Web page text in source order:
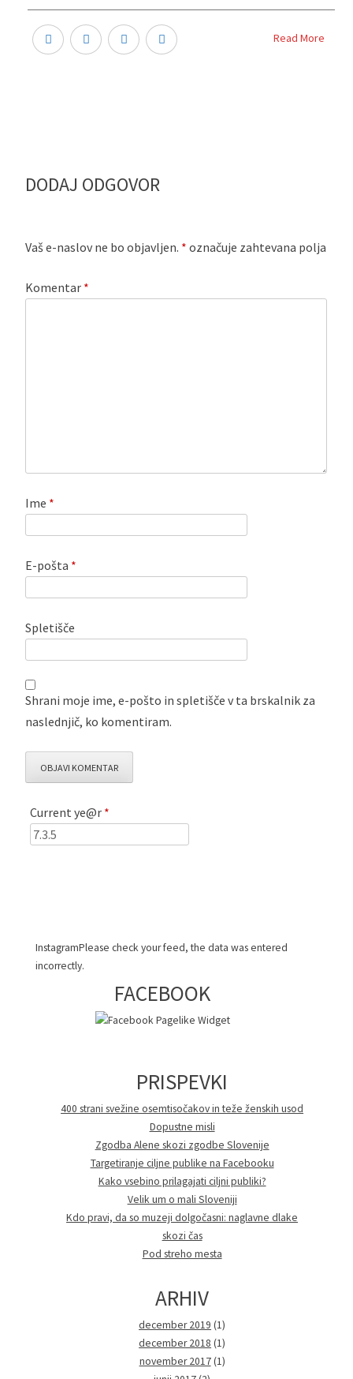
Read More
DODAJ ODGOVOR
Vaš e-naslov ne bo objavljen. * označuje zahtevana polja
Komentar *
Ime *
E-pošta *
Spletišče
Shrani moje ime, e-pošto in spletišče v ta brskalnik za
naslednjič, ko komentiram.
Current ye@r *
InstagramPlease check your feed, the data was entered
incorrectly.
FACEBOOK
PRISPEVKI
400 strani svežine osemtisočakov in teže ženskih usod
Dopustne misli
Zgodba Alene skozi zgodbe Slovenije
Targetiranje ciljne publike na Facebooku
Kako vsebino prilagajati ciljni publiki?
Velik um o mali Sloveniji
Kdo pravi, da so muzeji dolgočasni: naglavne dlake
skozi čas
Pod streho mesta
ARHIV
december 2019 (1)
december 2018 (1)
november 2017(1)